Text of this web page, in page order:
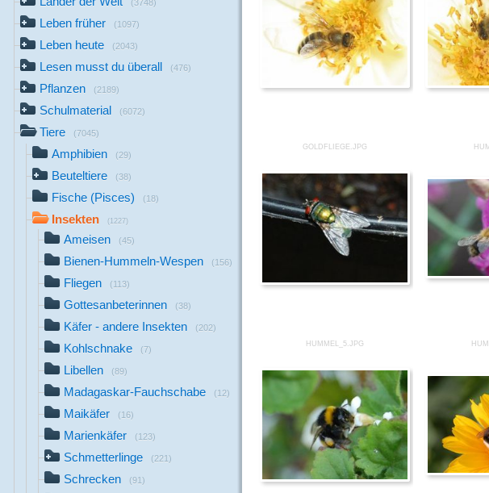
(3748)
Leben früher (1097)
Leben heute (2043)
Lesen musst du überall (476)
Pflanzen (2189)
Schulmaterial (6072)
Tiere (7045)
Amphibien (29)
Beuteltiere (38)
Fische (Pisces) (18)
Insekten (1227)
Ameisen (45)
Bienen-Hummeln-Wespen (156)
Fliegen (113)
Gottesanbeterinnen (38)
Käfer - andere Insekten (202)
Kohlschnake (7)
Libellen (89)
Madagaskar-Fauchschabe (12)
Maikäfer (16)
Marienkäfer (123)
Schmetterlinge (221)
Schrecken (91)
GOLDFLIEGE.JPG
HUMMEL_5.JPG